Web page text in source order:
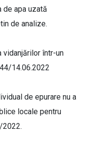
de apa uzată
de analize.
vidanjărilor într-un
14.06.2022
de epurare nu a
locale pentru
2022.